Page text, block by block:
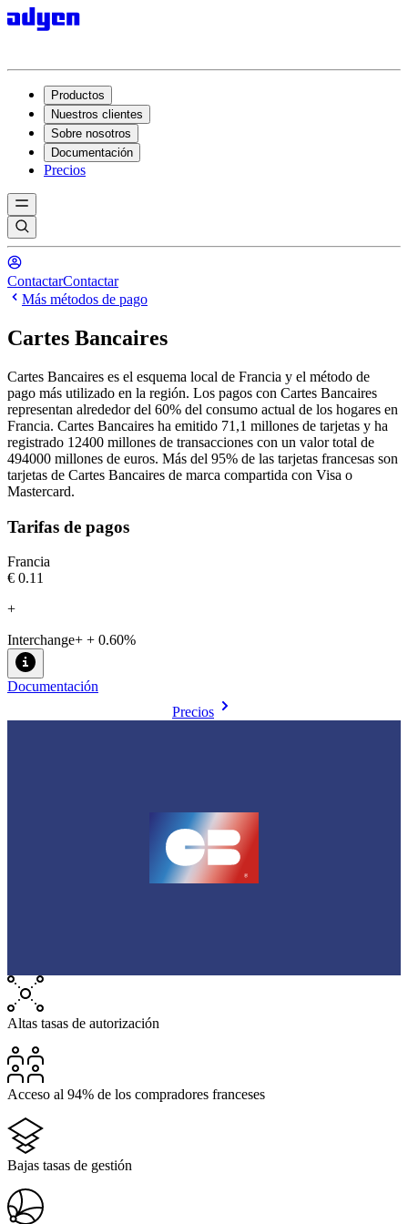
Productos
Nuestros clientes
Sobre nosotros
Documentación
Precios
ContactarContactar
Más métodos de pago
Cartes Bancaires
Cartes Bancaires es el esquema local de Francia y el método de
pago más utilizado en la región. Los pagos con Cartes Bancaires
representan alrededor del 60% del consumo actual de los hogares en
Francia. Cartes Bancaires ha emitido 71,1 millones de tarjetas y ha
registrado 12400 millones de transacciones con un valor total de
494000 millones de euros. Más del 95% de las tarjetas francesas son
tarjetas de Cartes Bancaires de marca compartida con Visa o
Mastercard.
Tarifas de pagos
Francia
€0.11
+
Interchange+ + 0.60%
Documentación
Precios
Altas tasas de autorización
Acceso al 94% de los compradores franceses
Bajas tasas de gestión